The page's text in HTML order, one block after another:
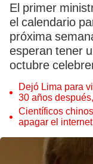
El primer
el calendario
próxima
esperan tener
octubre
Dejó Lima para
30 años
sorprendente
Científicos
apagar el